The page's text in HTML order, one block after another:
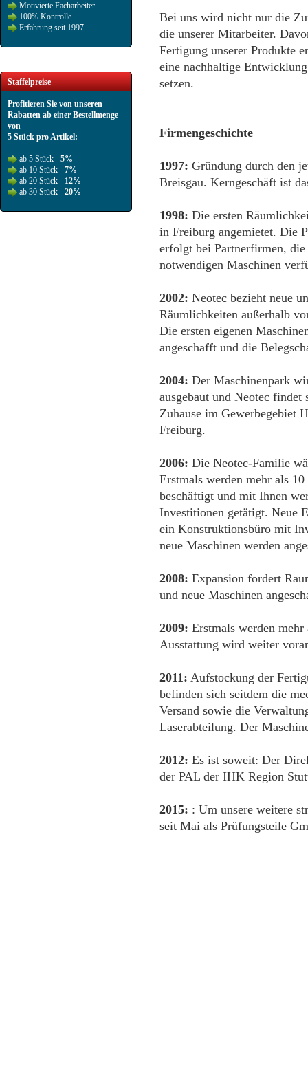
Motivierte Facharbeiter
100% Kontrolle
Erfahrung seit 1997
Staffelpreise
Profitieren Sie von unseren
Rabatten ab einer Bestellmenge
von
5 Stück pro Artikel:
ab 5 Stück - 5%
ab 10 Stück - 7%
ab 20 Stück - 12%
ab 30 Stück - 20%
Bei uns wird nicht nur die
die unserer Mitarbeiter.
Fertigung unserer Produkte
eine nachhaltige
setzen.
Firmengeschichte
1997: Gründung durch den
Breisgau. Kerngeschäft ist
1998: Die ersten
in Freiburg angemietet. Die
erfolgt bei Partnerfirmen, die
notwendigen Maschinen
2002: Neotec bezieht neue
Räumlichkeiten außerhalb
Die ersten eigenen
angeschafft und die
2004: Der Maschinenpark
ausgebaut und Neotec findet
Zuhause im Gewerbegebiet
Freiburg.
2006: Die Neotec-Familie
Erstmals werden mehr als
beschäftigt und mit Ihnen
Investitionen getätigt. Neue
ein Konstruktionsbüro mit
neue Maschinen werden
2008: Expansion fordert
und neue Maschinen
2009: Erstmals werden
Ausstattung wird weiter
2011: Aufstockung der
befinden sich seitdem die
Versand sowie die
Laserabteilung. Der
2012: Es ist soweit: Der
der PAL der IHK Region
2015: : Um unsere weitere
seit Mai als Prüfungsteile